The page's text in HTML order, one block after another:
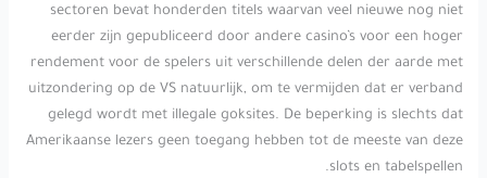
sectoren bevat honderden titels waarvan veel nieuwe nog niet
eerder zijn gepubliceerd door andere casino’s voor een hoger
rendement voor de spelers uit verschillende delen der aarde met
uitzondering op de VS natuurlijk, om te vermijden dat er verband
gelegd wordt met illegale goksites. De beperking is slechts dat
Amerikaanse lezers geen toegang hebben tot de meeste van deze
slots en tabelspellen.